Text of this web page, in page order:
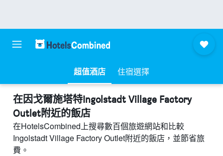
超值酒店 住宿選擇
​在因戈爾施塔特Ingolstadt Village Factory
Outlet附近​的飯店
在HotelsCombined上搜尋數百個旅遊網站和比較
Ingolstadt Village Factory Outlet附近的飯店，並節省旅
費。